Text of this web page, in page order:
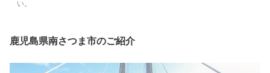
い。
鹿児島県南さつま市のご紹介